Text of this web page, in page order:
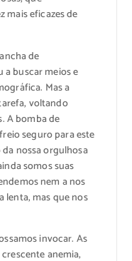
mais eficazes de
de
buscar meios e
Mas a
voltando
A bomba de
seguro para este
nossa orgulhosa
somos suas
nem a nos
lenta, mas que nos
invocar. As
anemia,